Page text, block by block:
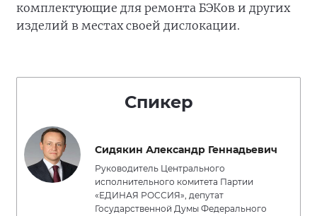
комплектующие для ремонта БЭКов и других
изделий в местах своей дислокации.
Спикер
Сидякин Александр Геннадьевич
Руководитель Центрального
исполнительного комитета Партии
«ЕДИНАЯ РОССИЯ», депутат
Государственной Думы Федерального